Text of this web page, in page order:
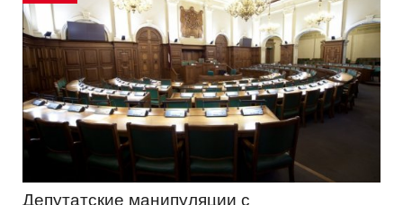
Депутатские манипуляции с